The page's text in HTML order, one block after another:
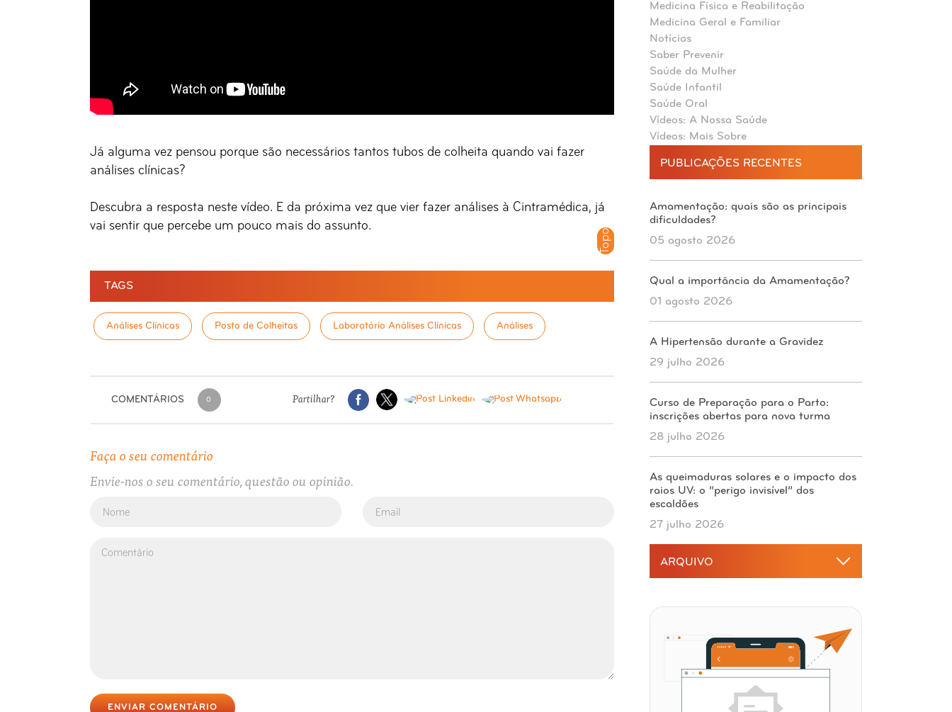
Medicina Física e Reabilitação
Medicina Geral e Familiar
Notícias
Saber Prevenir
Saúde da Mulher
Saúde Infantil
Saúde Oral
Vídeos: A Nossa Saúde
Vídeos: Mais Sobre
PUBLICAÇÕES RECENTES
Amamentação: quais são as principais
dificuldades?
05 agosto 2026
Qual a importância da Amamentação?
01 agosto 2026
A Hipertensão durante a Gravidez
29 julho 2026
Curso de Preparação para o Parto:
inscrições abertas para nova turma
28 julho 2026
As queimaduras solares e o impacto dos
raios UV: o “perigo invisível” dos
escaldões
27 julho 2026
ARQUIVO
agosto 2026
junho 2026
abril 2026
dezembro 2025
novembro 2025
outubro 2025
dezembro 2024
novembro 2024
2023
novembro 2023
Topo
Já alguma vez pensou porque são necessários tantos tubos de colheita quando vai fazer
análises clínicas?
Descubra a resposta neste vídeo. E da próxima vez que vier fazer análises à Cintramédica, já
vai sentir que percebe um pouco mais do assunto.
TAGS
Análises Clínicas Posto de Colheitas Laboratório Análises Clínicas Análises
COMENTÁRIOS 0 Partilhar?
Faça o seu comentário
Envie-nos o seu comentário, questão ou opinião.
ENVIAR COMENTÁRIO